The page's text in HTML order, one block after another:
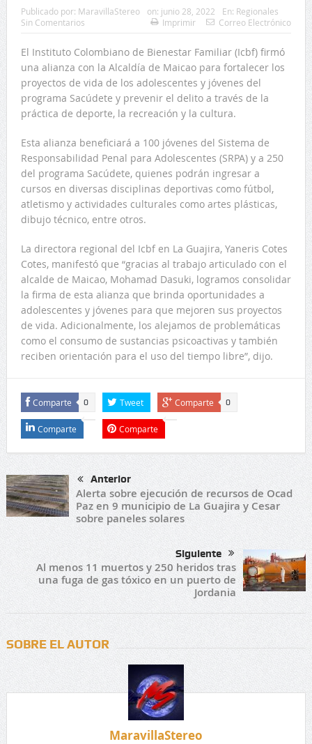
Publicado por: MaravillaStereo on: junio 28, 2022 En: Regionales
Sin Comentarios
Imprimir Correo Electrónico
El Instituto Colombiano de Bienestar Familiar (Icbf) firmó
una alianza con la Alcaldía de Maicao para fortalecer los
proyectos de vida de los adolescentes y jóvenes del
programa Sacúdete y prevenir el delito a través de la
práctica de deporte, la recreación y la cultura.
Esta alianza beneficiará a 100 jóvenes del Sistema de
Responsabilidad Penal para Adolescentes (SRPA) y a 250
del programa Sacúdete, quienes podrán ingresar a
cursos en diversas disciplinas deportivas como fútbol,
atletismo y actividades culturales como artes plásticas,
dibujo técnico, entre otros.
La directora regional del Icbf en La Guajira, Yaneris Cotes
Cotes, manifestó que “gracias al trabajo articulado con el
alcalde de Maicao, Mohamad Dasuki, logramos consolidar
la firma de esta alianza que brinda oportunidades a
adolescentes y jóvenes para que mejoren sus proyectos
de vida. Adicionalmente, los alejamos de problemáticas
como el consumo de sustancias psicoactivas y también
reciben orientación para el uso del tiempo libre”, dijo.
Comparte 0 Tweet Comparte 0
Comparte Comparte
Anterior
Alerta sobre ejecución de recursos de Ocad
Paz en 9 municipio de La Guajira y Cesar
sobre paneles solares
Siguiente
Al menos 11 muertos y 250 heridos tras
una fuga de gas tóxico en un puerto de
Jordania
SOBRE EL AUTOR
MaravillaStereo